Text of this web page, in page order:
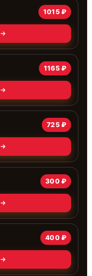
1015 ₽
1165 ₽
725 ₽
300 ₽
400 ₽